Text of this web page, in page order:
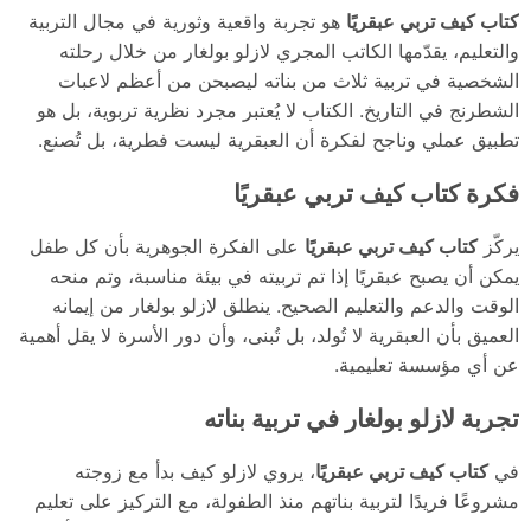
كتاب كيف تربي عبقريًا هو تجربة واقعية وثورية في مجال التربية
والتعليم، يقدّمها الكاتب المجري لازلو بولغار من خلال رحلته
الشخصية في تربية ثلاث من بناته ليصبحن من أعظم لاعبات
الشطرنج في التاريخ. الكتاب لا يُعتبر مجرد نظرية تربوية، بل هو
تطبيق عملي وناجح لفكرة أن العبقرية ليست فطرية، بل تُصنع.
فكرة كتاب كيف تربي عبقريًا
يركّزكتاب كيف تربي عبقريًا على الفكرة الجوهرية بأن كل طفل
يمكن أن يصبح عبقريًا إذا تم تربيته في بيئة مناسبة، وتم منحه
الوقت والدعم والتعليم الصحيح. ينطلق لازلو بولغار من إيمانه
العميق بأن العبقرية لا تُولد، بل تُبنى، وأن دور الأسرة لا يقل أهمية
عن أي مؤسسة تعليمية.
تجربة لازلو بولغار في تربية بناته
فيكتاب كيف تربي عبقريًا، يروي لازلو كيف بدأ مع زوجته
مشروعًا فريدًا لتربية بناتهم منذ الطفولة، مع التركيز على تعليم